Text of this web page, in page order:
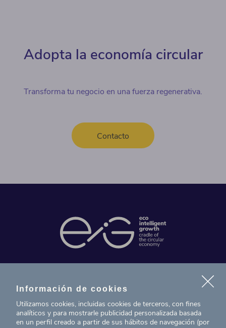
Adopta la economía circular
Transforma tu negocio en una fuerza regenerativa.
Contacto
Proyectos
Información de cookies
Utilizamos cookies, incluidas cookies de terceros, con fines
analíticos y para mostrarle publicidad personalizada basada
en un perfil creado a partir de sus hábitos de navegación (por